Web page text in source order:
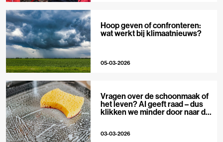
Hoop geven of confronteren:
wat werkt bij klimaatnieuws?
05-03-2026
Vragen over de schoonmaak of
het leven? AI geeft raad – dus
klikken we minder door naar de
03-03-2026